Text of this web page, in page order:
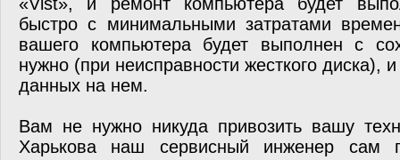
быстро с минимальными затратами
вашего компьютера будет выполнен с
нужно (при неисправности жесткого диска),
данных на нем.
Вам не нужно никуда привозить вашу
Харькова наш сервисный инженер сам